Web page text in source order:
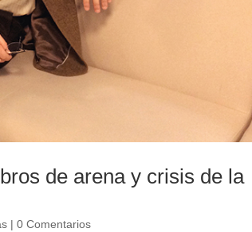
de arena y crisis de la
|0 Comentarios